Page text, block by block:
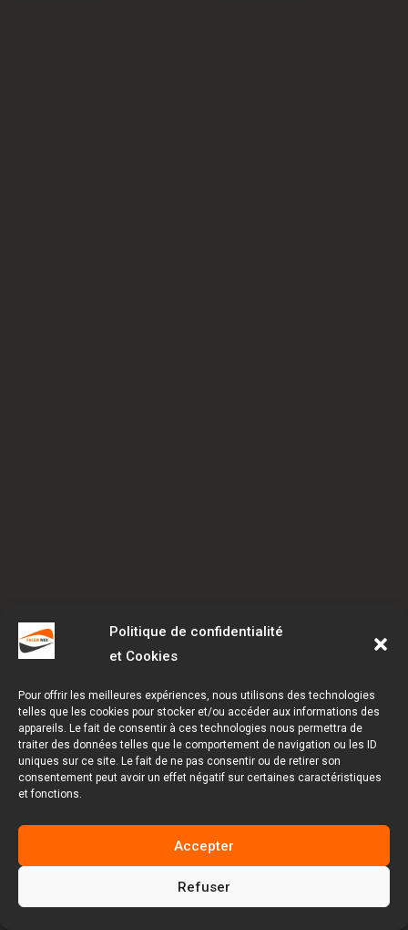
Politique de confidentialité
et Cookies
Pour offrir les meilleures expériences, nous utilisons des technologies
telles que les cookies pour stocker et/ou accéder aux informations des
appareils. Le fait de consentir à ces technologies nous permettra de
traiter des données telles que le comportement de navigation ou les ID
uniques sur ce site. Le fait de ne pas consentir ou de retirer son
consentement peut avoir un effet négatif sur certaines caractéristiques
et fonctions.
Accepter
Refuser